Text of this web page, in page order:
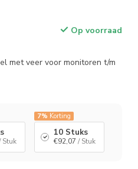
Op voorraad
met veer voor monitoren t/m
Stuk
7% Korting
10 Stuks
€92,07 / Stuk